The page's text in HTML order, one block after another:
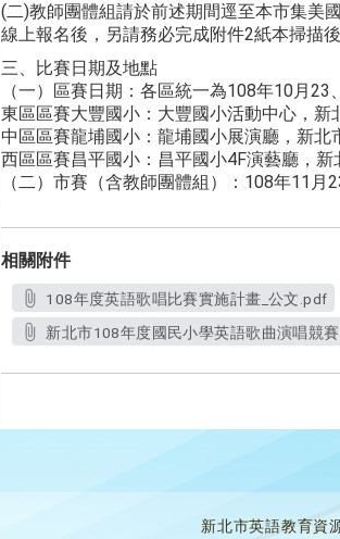
(二)教師團體組請於前述期間逕至本市集美
線上報名後，另請務必完成附件2紙本掃描
三、比賽日期及地點
（一）區賽日期：各區統一為108年10月
東區區賽大豐國小：大豐國小活動中心，新
中區區賽龍埔國小：龍埔國小展演廳，新北
西區區賽昌平國小：昌平國小4F演藝廳，新
（二）市賽（含教師團體組）：108年11
相關附件
108年度英語歌唱比賽實施計畫_公文.pdf
新北市108年度國民小學英語歌曲演唱競
新北市英語教育資